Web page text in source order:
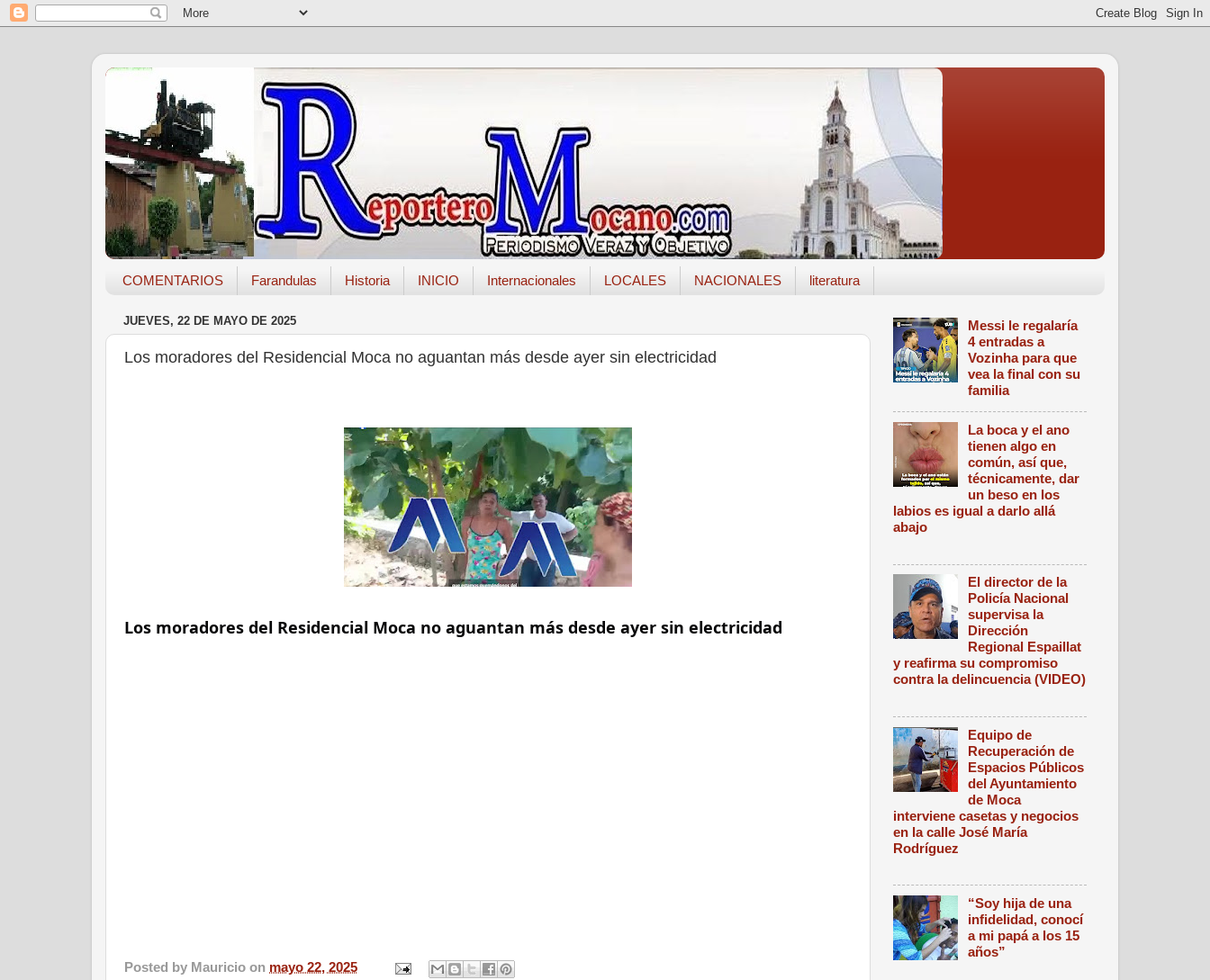
COMENTARIOS Farandulas Historia INICIO Internacionales LOCALES NACIONALES literatura
JUEVES, 22 DE MAYO DE 2025
Los moradores del Residencial Moca no aguantan más desde ayer sin electricidad
Los moradores del Residencial Moca no aguantan más desde ayer sin electricidad
Posted by Mauricio on mayo 22, 2025
Messi le regalaría
4 entradas a
Vozinha para que
vea la final con su
familia
La boca y el ano
tienen algo en
común, así que,
técnicamente, dar
un beso en los
labios es igual a darlo allá
abajo
El director de la
Policía Nacional
supervisa la
Dirección
Regional Espaillat
y reafirma su compromiso
contra la delincuencia (VIDEO)
Equipo de
Recuperación de
Espacios Públicos
del Ayuntamiento
de Moca
interviene casetas y negocios
en la calle José María
Rodríguez
“Soy hija de una
infidelidad, conocí
a mi papá a los 15
años”